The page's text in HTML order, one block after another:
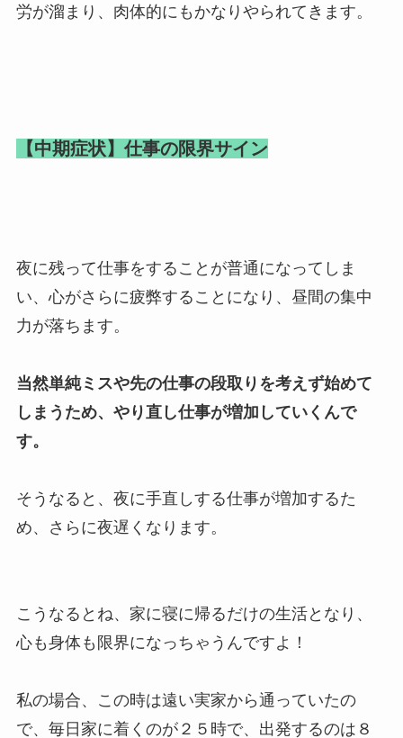
労が溜まり、肉体的にもかなりやられてきます。
【中期症状】仕事の限界サイン
夜に残って仕事をすることが普通になってしま
い、心がさらに疲弊することになり、昼間の集中
力が落ちます。
当然単純ミスや先の仕事の段取りを考えず始めて
しまうため、やり直し仕事が増加していくんで
す。
そうなると、夜に手直しする仕事が増加するた
め、さらに夜遅くなります。
こうなるとね、家に寝に帰るだけの生活となり、
心も身体も限界になっちゃうんですよ！
私の場合、この時は遠い実家から通っていたの
で、毎日家に着くのが２５時で、出発するのは８